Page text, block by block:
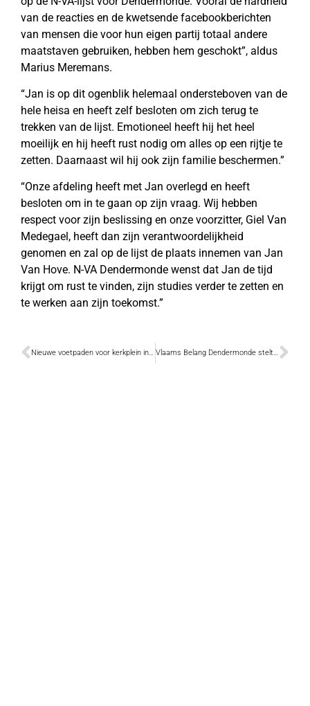
van de reacties en de kwetsende facebookberichten
van mensen die voor hun eigen partij totaal andere
maatstaven gebruiken, hebben hem geschokt”, aldus
Marius Meremans.
“Jan is op dit ogenblik helemaal ondersteboven van de
hele heisa en heeft zelf besloten om zich terug te
trekken van de lijst. Emotioneel heeft hij het heel
moeilijk en hij heeft rust nodig om alles op een rijtje te
zetten. Daarnaast wil hij ook zijn familie beschermen.”
“Onze afdeling heeft met Jan overlegd en heeft
besloten om in te gaan op zijn vraag. Wij hebben
respect voor zijn beslissing en onze voorzitter, Giel Van
Medegael, heeft dan zijn verantwoordelijkheid
genomen en zal op de lijst de plaats innemen van Jan
Van Hove. N-VA Dendermonde wenst dat Jan de tijd
krijgt om rust te vinden, zijn studies verder te zetten en
te werken aan zijn toekomst.”
Nieuwe voetpaden voor kerkplein in Oudegem Vlaams Belang Dendermonde stelt vijf pijlers van zijn programma voor